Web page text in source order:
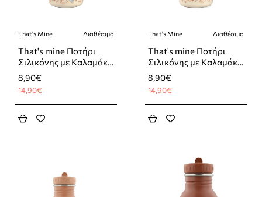
-40%
That's Mine Διαθέσιμο
That's mine Ποτήρι
Σιλικόνης με Καλαμάκι
Flowers Blue 180ml
8,90€
14,90€
-40%
That's Mine Διαθέσιμο
That's mine Ποτήρι
Σιλικόνης με Καλαμάκι
Flowers Rose 180ml
8,90€
14,90€